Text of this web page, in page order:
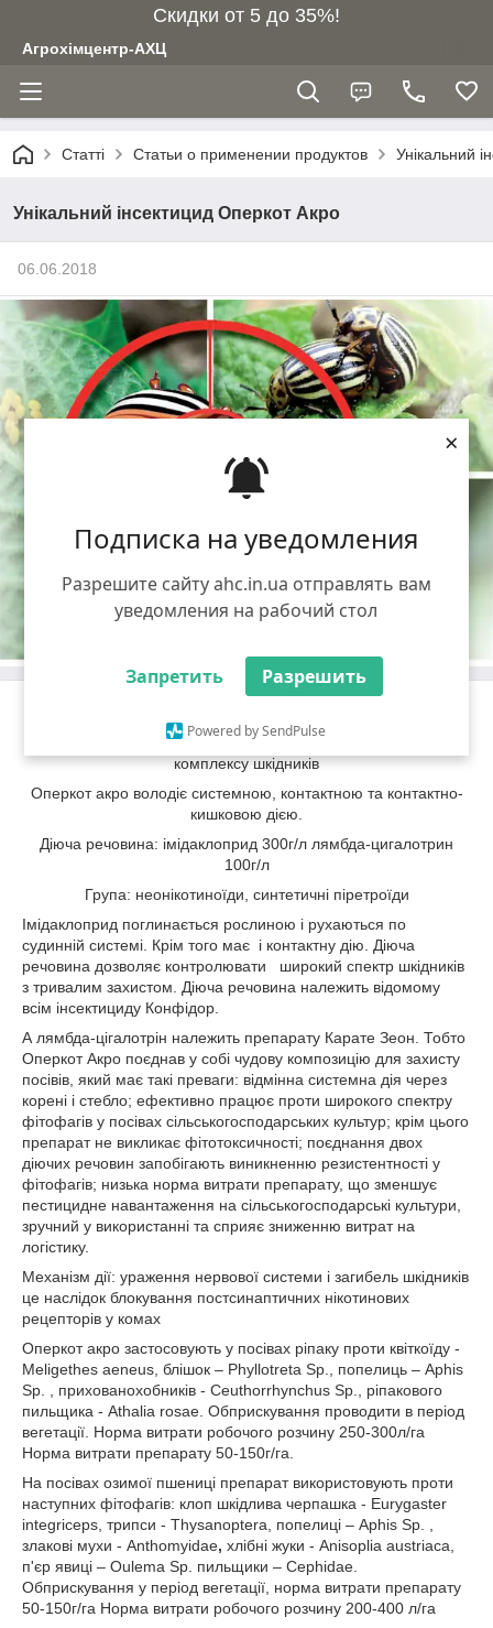
Подписка на уведомления
Разрешите сайту ahc.in.ua отправлять вам
уведомления на рабочий стол
Запретить Разрешить
Powered by SendPulse
×
Скидки от 5 до 35%!
Агрохімцентр-АХЦ
Статті Статьи о применении продуктов Унікальний
Унікальний інсектицид Оперкот Акро
06.06.2018
Універсальний інсектицид на зернові, ріпак, картоплю проти
комплексу шкідників
Оперкот акро володіє системною, контактною та контактно-
кишковою дією.
Діюча речовина: імідаклоприд 300г/л лямбда-цигалотрин
100г/л
Група: неонікотиноїди, синтетичні піретроїди
Імідаклоприд поглинається рослиною і рухаються по
судинній системі. Крім того має і контактну дію. Діюча
речовина дозволяє контролювати широкий спектр шкідників
з тривалим захистом. Діюча речовина належить відомому
всім інсектициду Конфідор.
А лямбда-цігалотрін належить препарату Карате Зеон. Тобто
Оперкот Акро поєднав у собі чудову композицію для захисту
посівів, який має такі преваги: відмінна системна дія через
корені і стебло; ефективно працює проти широкого спектру
фітофагів у посівах сільськогосподарських культур; крім цього
препарат не викликає фітотоксичності; поєднання двох
діючих речовин запобігають виникненню резистентності у
фітофагів; низька норма витрати препарату, що зменшує
пестицидне навантаження на сільськогосподарські культури,
зручний у використанні та сприяє зниженню витрат на
логістику.
Механізм дії: ураження нервової системи і загибель шкідників
це наслідок блокування постсинаптичних нікотинових
рецепторів у комах
Оперкот акро застосовують у посівах ріпаку проти квіткоїду -
Meligethes aeneus, блішок – Phyllotreta Sp., попелиць – Aphis
Sp. , прихованохобників - Ceuthorrhynchus Sp., ріпакового
пильщика - Athalia rosae. Обприскування проводити в період
вегетації. Норма витрати робочого розчину 250-300л/га
Норма витрати препарату 50-150г/га.
На посівах озимої пшениці препарат використовують проти
наступних фітофагів: клоп шкідлива черпашка - Eurygaster
integriceps, трипси - Thysanoptera, попелиці – Aphis Sp. ,
злакові мухи - Anthomyidae, хлібні жуки - Anisoplia austriaca,
п'єр явиці – Oulema Sp. пильщики – Cephidae.
Обприскування у період вегетації, норма витрати препарату
50-150г/га Норма витрати робочого розчину 200-400 л/га